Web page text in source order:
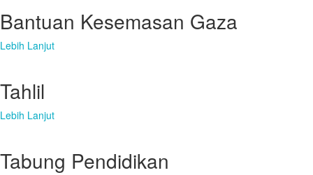
Bantuan Kesemasan Gaza
Lebih Lanjut
Tahlil
Lebih Lanjut
Tabung Pendidikan